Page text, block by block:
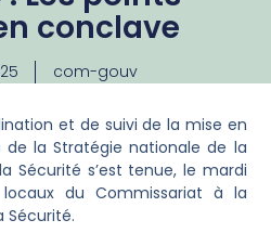
conclave
com-gouv
et de suivi de la mise en
de la Stratégie nationale de la
Sécurité s’est tenue, le mardi
du Commissariat à la
Sécurité.